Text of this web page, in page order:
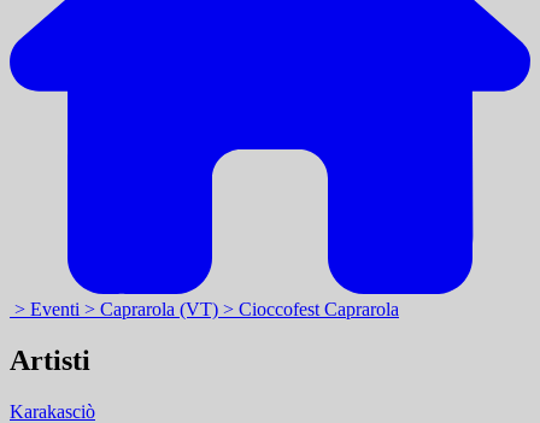
> Eventi > Caprarola (VT) > Cioccofest Caprarola
Artisti
Karakasciò